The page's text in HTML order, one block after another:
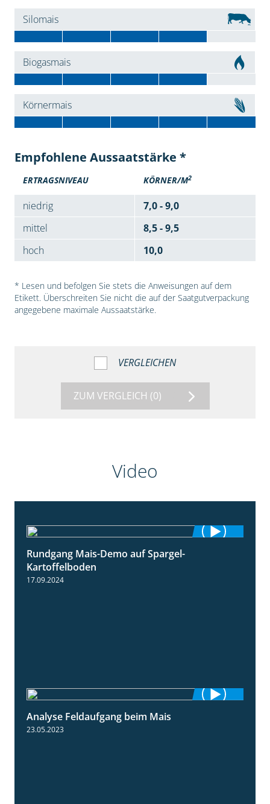
Silomais
Biogasmais
Körnermais
Empfohlene Aussaatstärke *
ERTRAGSNIVEAU KÖRNER/M2
niedrig
7,0 - 9,0
mittel
8,5 - 9,5
hoch
10,0
* Lesen und befolgen Sie stets die Anweisungen auf dem
Etikett. Überschreiten Sie nicht die auf der Saatgutverpackung
angegebene maximale Aussaatstärke.
VERGLEICHEN
ZUM VERGLEICH (0)
Video
Rundgang Mais-Demo auf Spargel-
Kartoffelboden
17.09.2024
Analyse Feldaufgang beim Mais
23.05.2023